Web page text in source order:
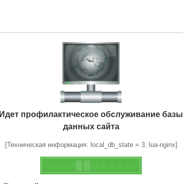
Идет профилактическое обслуживание базы
данных сайта
[Техническая информация: local_db_state = 3, lua-nginx]